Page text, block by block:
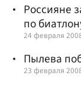
Россияне
по
24 февраля
Пылева
23 февраля